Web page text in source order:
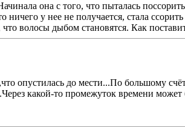
она с того, что пыталась
у нее не получается, стала
волосы дыбом становятся. Как
опустилась до мести...По большому
какой-то промежуток времени